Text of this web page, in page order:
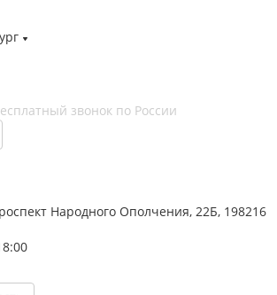
звонок по России
Народного Ополчения, 22Б, 198216